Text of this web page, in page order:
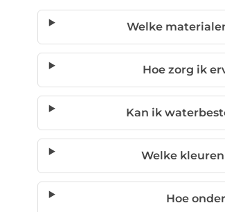
Welke
Hoe zorg ik
Kan ik
Welke
Hoe